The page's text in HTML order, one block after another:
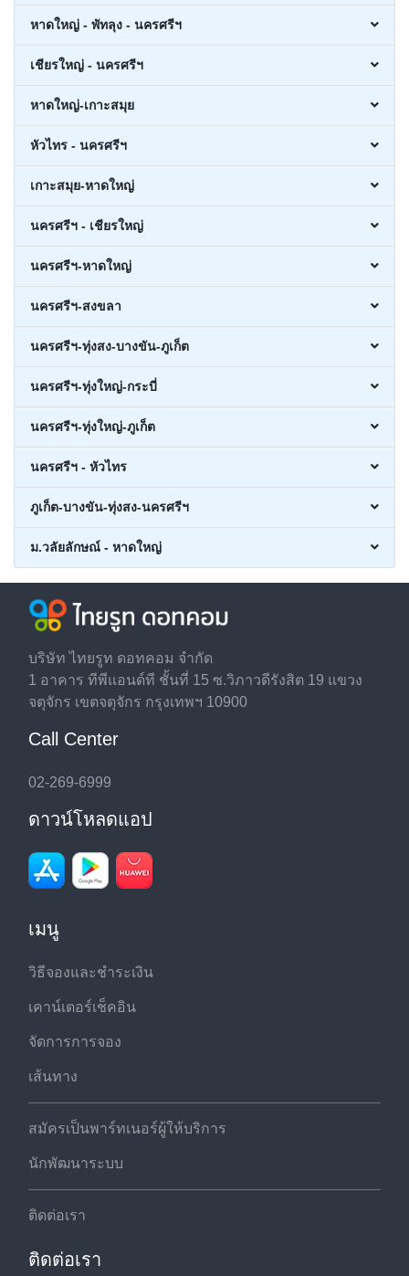
หาดใหญ่ - พัทลุง - นครศรีฯ
เชียรใหญ่ - นครศรีฯ
หาดใหญ่-เกาะสมุย
หัวไทร - นครศรีฯ
เกาะสมุย-หาดใหญ่
นครศรีฯ - เชียรใหญ่
นครศรีฯ-หาดใหญ่
นครศรีฯ-สงขลา
นครศรีฯ-ทุ่งสง-บางขัน-ภูเก็ต
นครศรีฯ-ทุ่งใหญ่-กระบี่
นครศรีฯ-ทุ่งใหญ่-ภูเก็ต
นครศรีฯ - หัวไทร
ภูเก็ต-บางขัน-ทุ่งสง-นครศรีฯ
ม.วลัยลักษณ์ - หาดใหญ่
บริษัท ไทยรูท ดอทคอม จำกัด
1 อาคาร ทีพีแอนด์ที ชั้นที่ 15 ซ.วิภาวดีรังสิต 19 แขวง
จตุจักร เขตจตุจักร กรุงเทพฯ 10900
Call Center
02-269-6999
ดาวน์โหลดแอป
เมนู
วิธีจองและชำระเงิน
เคาน์เตอร์เช็คอิน
จัดการการจอง
เส้นทาง
สมัครเป็นพาร์ทเนอร์ผู้ให้บริการ
นักพัฒนาระบบ
ติดต่อเรา
ติดต่อเรา